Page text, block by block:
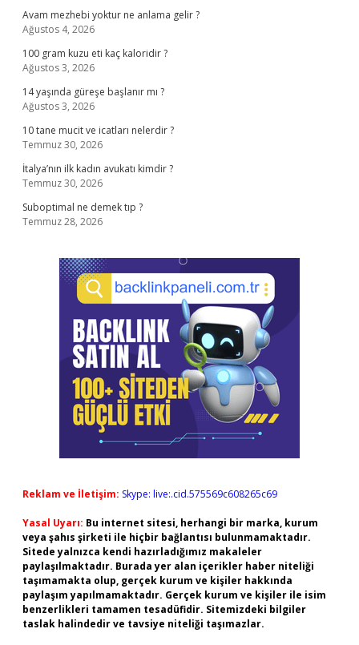
Avam mezhebi yoktur ne anlama gelir ?
Ağustos 4, 2026
100 gram kuzu eti kaç kaloridir ?
Ağustos 3, 2026
14 yaşında güreşe başlanır mı ?
Ağustos 3, 2026
10 tane mucit ve icatları nelerdir ?
Temmuz 30, 2026
İtalya’nın ilk kadın avukatı kimdir ?
Temmuz 30, 2026
Suboptimal ne demek tıp ?
Temmuz 28, 2026
Reklam ve İletişim: Skype: live:.cid.575569c608265c69
Yasal Uyarı: Bu internet sitesi, herhangi bir marka, kurum
veya şahıs şirketi ile hiçbir bağlantısı bulunmamaktadır.
Sitede yalnızca kendi hazırladığımız makaleler
paylaşılmaktadır. Burada yer alan içerikler haber niteliği
taşımamakta olup, gerçek kurum ve kişiler hakkında
paylaşım yapılmamaktadır. Gerçek kurum ve kişiler ile isim
benzerlikleri tamamen tesadüfidir. Sitemizdeki bilgiler
taslak halindedir ve tavsiye niteliği taşımazlar.